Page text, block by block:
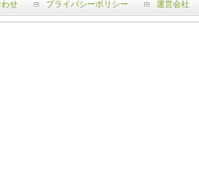
せ プライバシーポリシー 運営会社
All rights reserved. 当サイト内の文章・画像等の一切